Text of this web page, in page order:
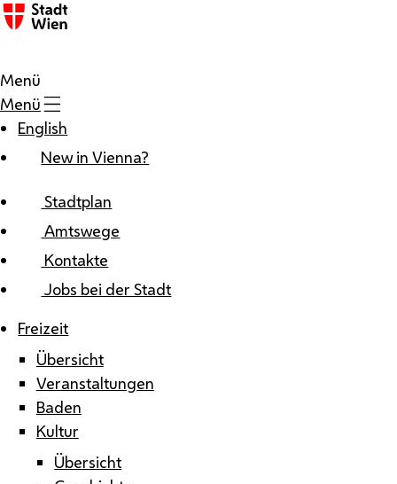
Zum Inhalt
Menü
Menü
English
New in Vienna?
Stadtplan
Amtswege
Kontakte
Jobs bei der Stadt
Freizeit
Übersicht
Veranstaltungen
Baden
Kultur
Übersicht